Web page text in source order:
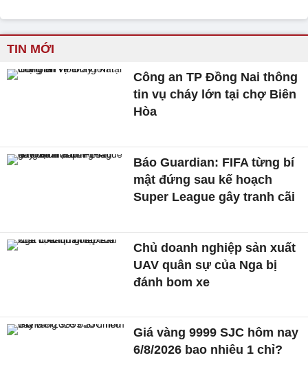
TIN MỚI
Công an TP Đồng Nai thông
tin vụ cháy lớn tại chợ Biên
Hòa
Báo Guardian: FIFA từng bí
mật đứng sau kế hoạch
Super League gây tranh cãi
Chủ doanh nghiệp sản xuất
UAV quân sự của Nga bị
đánh bom xe
Giá vàng 9999 SJC hôm nay
6/8/2026 bao nhiêu 1 chỉ?